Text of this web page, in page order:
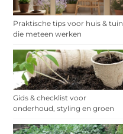
Praktische tips voor huis & tuin
die meteen werken
Gids & checklist voor
onderhoud, styling en groen